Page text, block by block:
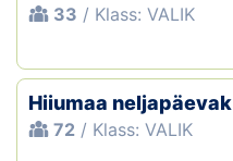
33 / Klass: VALIK
Hiiumaa neljapäevak
72 / Klass: VALIK